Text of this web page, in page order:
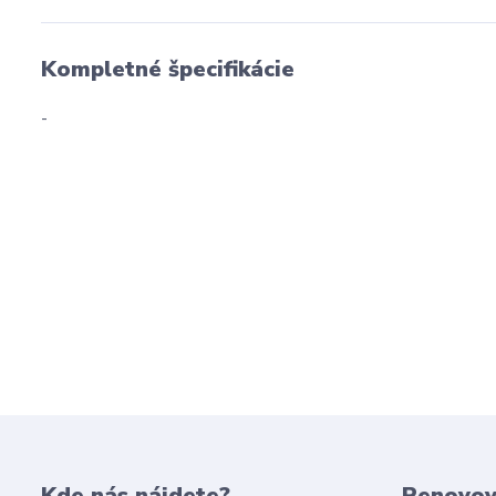
Kompletné špecifikácie
-